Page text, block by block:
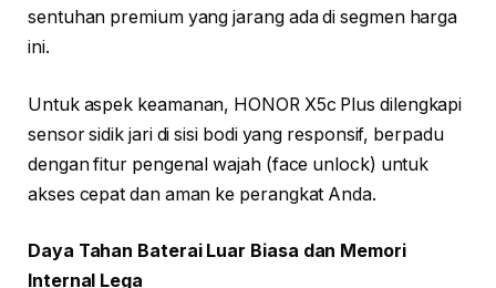
sentuhan premium yang jarang ada di segmen harga
ini.
Untuk aspek keamanan, HONOR X5c Plus dilengkapi
sensor sidik jari di sisi bodi yang responsif, berpadu
dengan fitur pengenal wajah (face unlock) untuk
akses cepat dan aman ke perangkat Anda.
Daya Tahan Baterai Luar Biasa dan Memori
Internal Lega